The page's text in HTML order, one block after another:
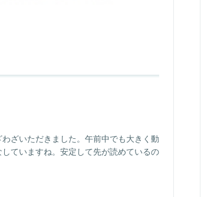
ざいただきました。午前中でも大きく動
ていますね。安定して先が読めているの